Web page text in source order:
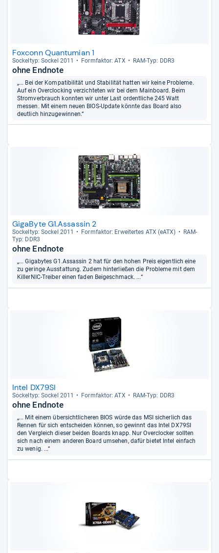
Foxconn Quantumian 1
Sockel­typ: Sockel 2011 Form­fak­tor: ATX RAM-​Typ: DDR3
ohne Endnote
„... Bei der Kompatibilität und Stabilität hatten wir keine Probleme.
Auf ein Overclocking verzichteten wir bei dem Mainboard. Beim
Stromverbrauch konnten wir unter Last ordentliche 245 Watt
messen. Mit einem neuen BIOS-Update könnte das Board also
deutlich hinzugewinnen.“
GigaByte G1.Assassin 2
Sockel­typ: Sockel 2011 Form­fak­tor: Erwei­ter­tes ATX (eATX)
RAM-​
Typ: DDR3
ohne Endnote
„... Gigabytes G1.Assassin 2 hat für den hohen Preis eigentlich eine
zu geringe Ausstattung. Zudem hinterließen die Probleme mit dem
KillerNIC-Treiber einen faden Beigeschmack. ...“
Intel DX79SI
Sockel­typ: Sockel 2011 Form­fak­tor: ATX RAM-​Typ: DDR3
ohne Endnote
„... Mit einem übersichtlicheren BIOS würde das MSI sicherlich das
Rennen für sich entscheiden können, so gewinnt das Intel DX79SI
den Vergleich dieser beiden Boards knapp. Nur Overclocker sollten
sich nach einem anderen Board umsehen, dafür bietet Intel einfach
zu wenig. ...“